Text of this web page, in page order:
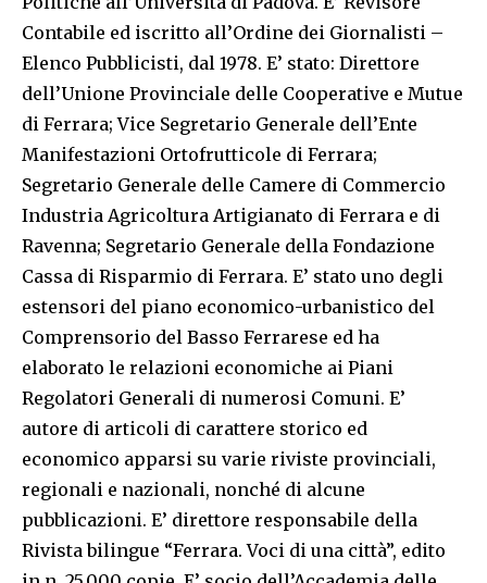
Contabile ed iscritto all’Ordine dei Giornalisti –
Elenco Pubblicisti, dal 1978. E’ stato: Direttore
dell’Unione Provinciale delle Cooperative e Mutue
di Ferrara; Vice Segretario Generale dell’Ente
Manifestazioni Ortofrutticole di Ferrara;
Segretario Generale delle Camere di Commercio
Industria Agricoltura Artigianato di Ferrara e di
Ravenna; Segretario Generale della Fondazione
Cassa di Risparmio di Ferrara. E’ stato uno degli
estensori del piano economico-urbanistico del
Comprensorio del Basso Ferrarese ed ha
elaborato le relazioni economiche ai Piani
Regolatori Generali di numerosi Comuni. E’
autore di articoli di carattere storico ed
economico apparsi su varie riviste provinciali,
regionali e nazionali, nonché di alcune
pubblicazioni. E’ direttore responsabile della
Rivista bilingue “Ferrara. Voci di una città”, edito